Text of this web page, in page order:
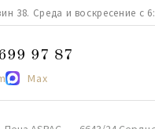
38. Среда и воскресение с
97 87
Max